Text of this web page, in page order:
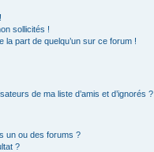
sollicités !
la part de quelqu’un sur ce forum !
de ma liste d’amis et d’ignorés ?
un ou des forums ?
?